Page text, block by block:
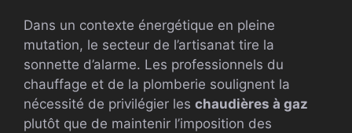
Dans un contexte énergétique en pleine
mutation, le secteur de l’artisanat tire la
sonnette d’alarme. Les professionnels du
chauffage et de la plomberie soulignent la
nécessité de privilégier les chaudières à gaz
plutôt que de maintenir l’imposition des